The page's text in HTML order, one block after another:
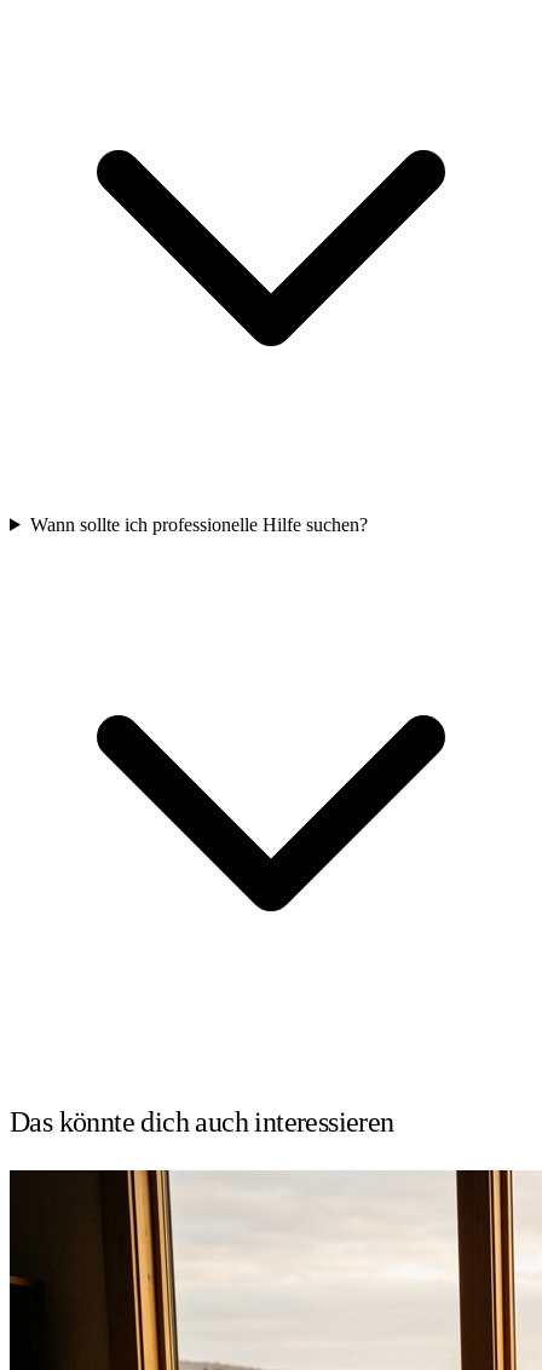
Wann sollte ich professionelle Hilfe suchen?
Das könnte dich auchinteressieren